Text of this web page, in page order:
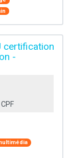
certification
-